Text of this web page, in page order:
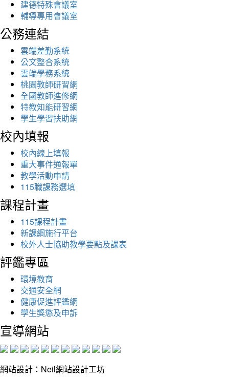
建德特殊會議室
輔導專用會議室
公務連結
雲端差勤系統
公文整合系統
雲端學務系統
桃園教師研習網
全國教師進修網
特教知能研習網
學生學習扶助網
校內填報
校內線上填報
重大事件通報單
教學活動申請
115職課務選填
課程計畫
115課程計畫
新課綱施行平台
校外人士協助教學要點及課表
評鑑專區
環境教育
交通安全網
健康促進評鑑網
學生獎懲及申訴
宣導網站
網站設計：Neil網站設計工坊